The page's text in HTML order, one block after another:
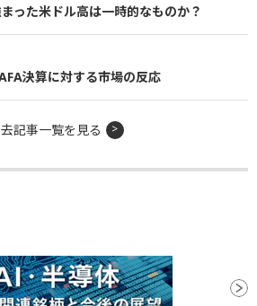
った米ドル高は一時的なものか？
決算に対する市場の反応
記事一覧を見る